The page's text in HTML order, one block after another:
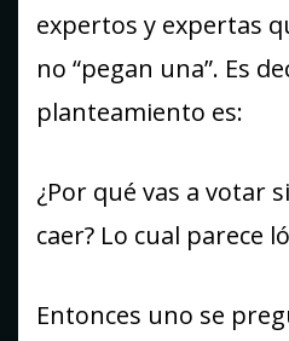
expertos y expertas
no “pegan una”. Es
planteamiento es:
¿Por qué vas a votar
caer? Lo cual parece
Entonces uno se